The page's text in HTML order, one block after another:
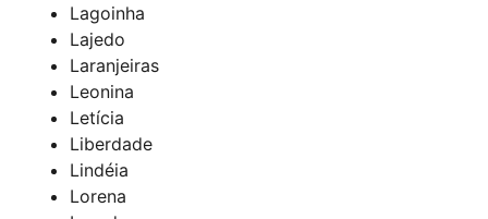
Lagoinha
Lajedo
Laranjeiras
Leonina
Letícia
Liberdade
Lindéia
Lorena